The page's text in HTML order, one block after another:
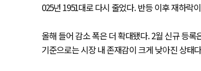
025년 1951대로 다시 줄었다. 반등 이후 재하락
올해 들어 감소 폭은 더 확대됐다. 2월 신규 등
기준으로는 시장 내 존재감이 크게 낮아진 상태